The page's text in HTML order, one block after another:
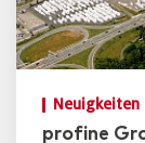
Neuigkeiten
profine